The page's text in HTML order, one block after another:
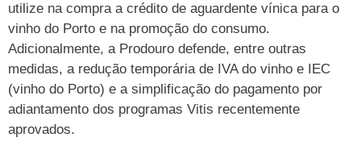
utilize na compra a crédito de aguardente vínica para o
vinho do Porto e na promoção do consumo.
Adicionalmente, a Prodouro defende, entre outras
medidas, a redução temporária de IVA do vinho e IEC
(vinho do Porto) e a simplificação do pagamento por
adiantamento dos programas Vitis recentemente
aprovados.